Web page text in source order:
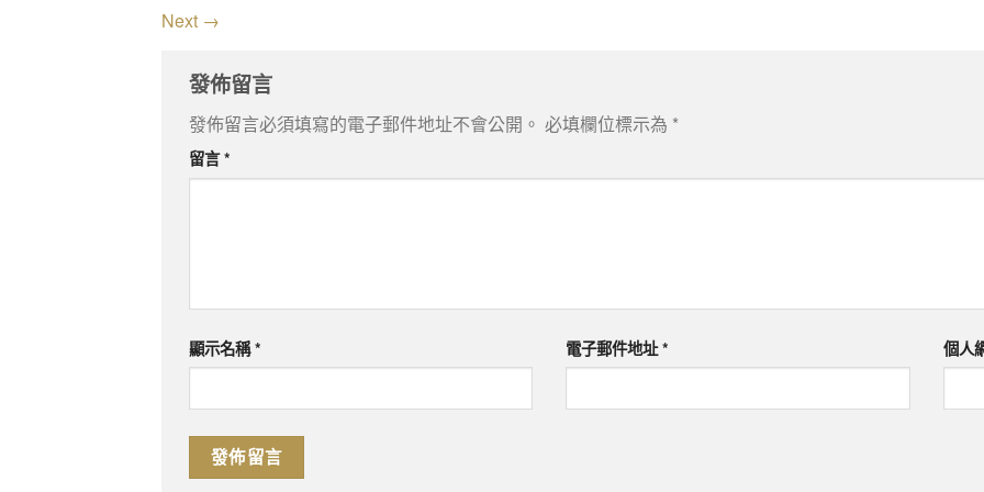
Next →
發佈留言
發佈留言必須填寫的電子郵件地址不會公開。 必填欄位標示為 *
留言*
顯示名稱* 電子郵件地址* 個人